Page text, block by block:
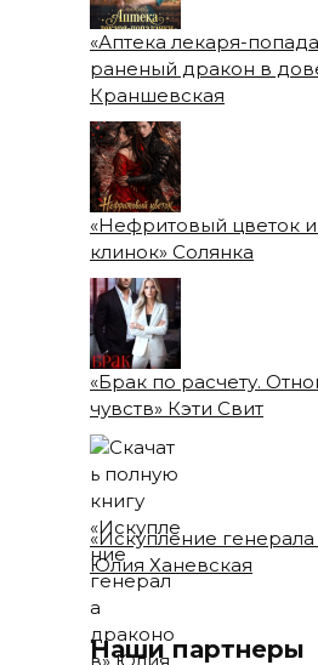
«Аптека лекаря-
раненый дракон в
Краншевская
«Нефритовый цветок и
клинок» Солянка
«Брак по расчету.
чувств» Кэти Свит
«Искупление
Юлия Ханевская
Наши партнеры